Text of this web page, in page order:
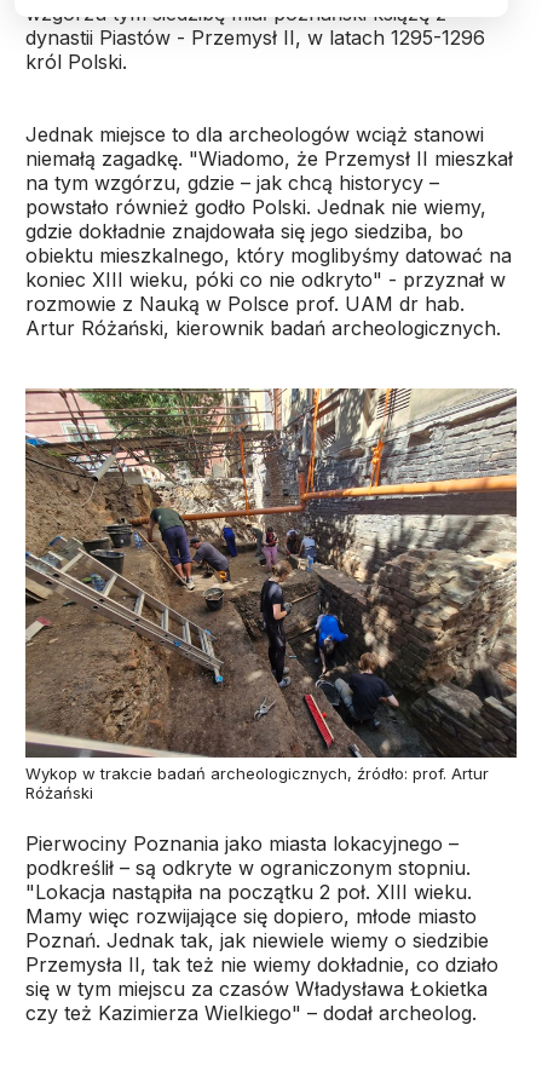
wzgórzu tym siedzibę miał poznański książę z
dynastii Piastów - Przemysł II, w latach 1295-1296
król Polski.
Jednak miejsce to dla archeologów wciąż stanowi
niemałą zagadkę. "Wiadomo, że Przemysł II mieszkał
na tym wzgórzu, gdzie – jak chcą historycy –
powstało również godło Polski. Jednak nie wiemy,
gdzie dokładnie znajdowała się jego siedziba, bo
obiektu mieszkalnego, który moglibyśmy datować na
koniec XIII wieku, póki co nie odkryto" - przyznał w
rozmowie z Nauką w Polsce prof. UAM dr hab.
Artur Różański, kierownik badań archeologicznych.
Wykop w trakcie badań archeologicznych, źródło: prof. Artur
Różański
Pierwociny Poznania jako miasta lokacyjnego –
podkreślił – są odkryte w ograniczonym stopniu.
"Lokacja nastąpiła na początku 2 poł. XIII wieku.
Mamy więc rozwijające się dopiero, młode miasto
Poznań. Jednak tak, jak niewiele wiemy o siedzibie
Przemysła II, tak też nie wiemy dokładnie, co działo
się w tym miejscu za czasów Władysława Łokietka
czy też Kazimierza Wielkiego" – dodał archeolog.